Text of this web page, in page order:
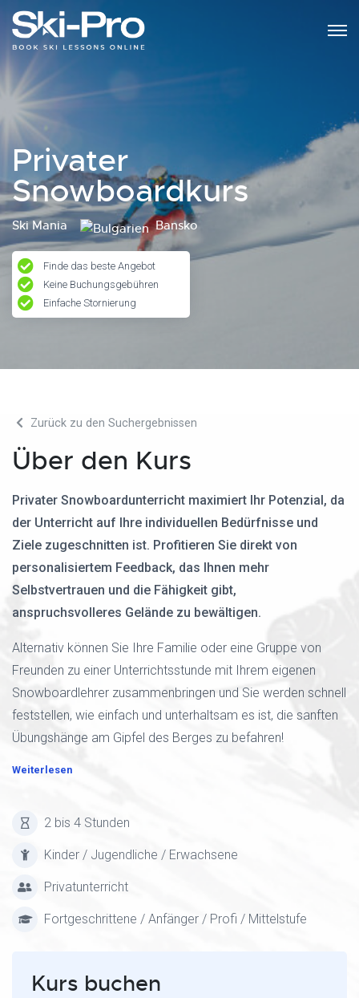
Privater
Snowboardkurs
Ski Mania Bansko
Finde das beste Angebot
Keine Buchungsgebühren
Einfache Stornierung
Zurück zu den Suchergebnissen
Über den Kurs
Privater Snowboardunterricht maximiert Ihr Potenzial, da
der Unterricht auf Ihre individuellen Bedürfnisse und
Ziele zugeschnitten ist. Profitieren Sie direkt von
personalisiertem Feedback, das Ihnen mehr
Selbstvertrauen und die Fähigkeit gibt,
anspruchsvolleres Gelände zu bewältigen.
Alternativ können Sie Ihre Familie oder eine Gruppe von
Freunden zu einer Unterrichtsstunde mit Ihrem eigenen
Snowboardlehrer zusammenbringen und Sie werden schnell
feststellen, wie einfach und unterhaltsam es ist, die sanften
Übungshänge am Gipfel des Berges zu befahren!
Weiterlesen
2 bis 4 Stunden
Kinder / Jugendliche / Erwachsene
Privatunterricht
Fortgeschrittene / Anfänger / Profi / Mittelstufe
Kurs buchen